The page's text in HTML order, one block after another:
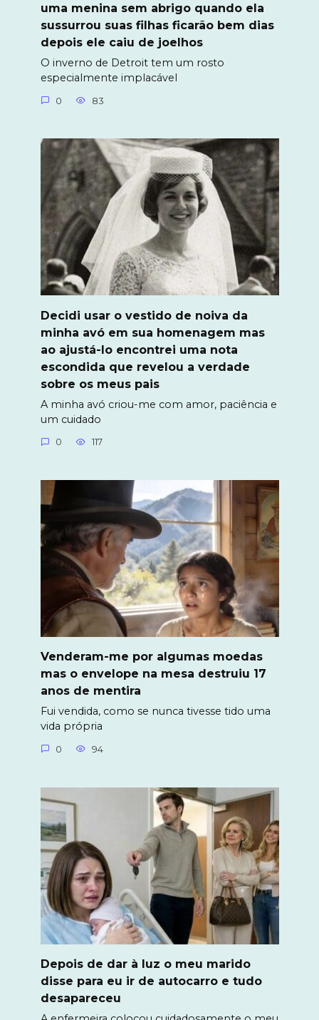
uma menina sem abrigo quando ela
sussurrou suas filhas ficarão bem dias
depois ele caiu de joelhos
O inverno de Detroit tem um rosto
especialmente implacável
0 83
Decidi usar o vestido de noiva da
minha avó em sua homenagem mas
ao ajustá-lo encontrei uma nota
escondida que revelou a verdade
sobre os meus pais
A minha avó criou-me com amor, paciência e
um cuidado
0 117
Venderam-me por algumas moedas
mas o envelope na mesa destruiu 17
anos de mentira
Fui vendida, como se nunca tivesse tido uma
vida própria
0 94
Depois de dar à luz o meu marido
disse para eu ir de autocarro e tudo
desapareceu